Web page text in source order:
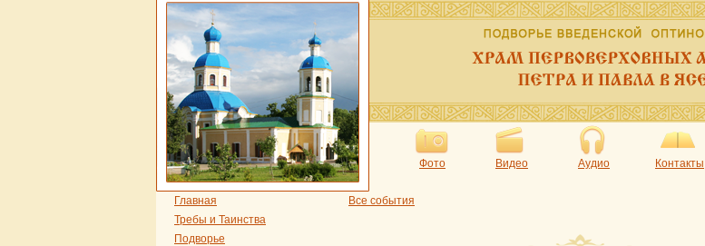
Фото Видео Аудио Контакты
Главная
Требы и Таинства
Подворье
Все события